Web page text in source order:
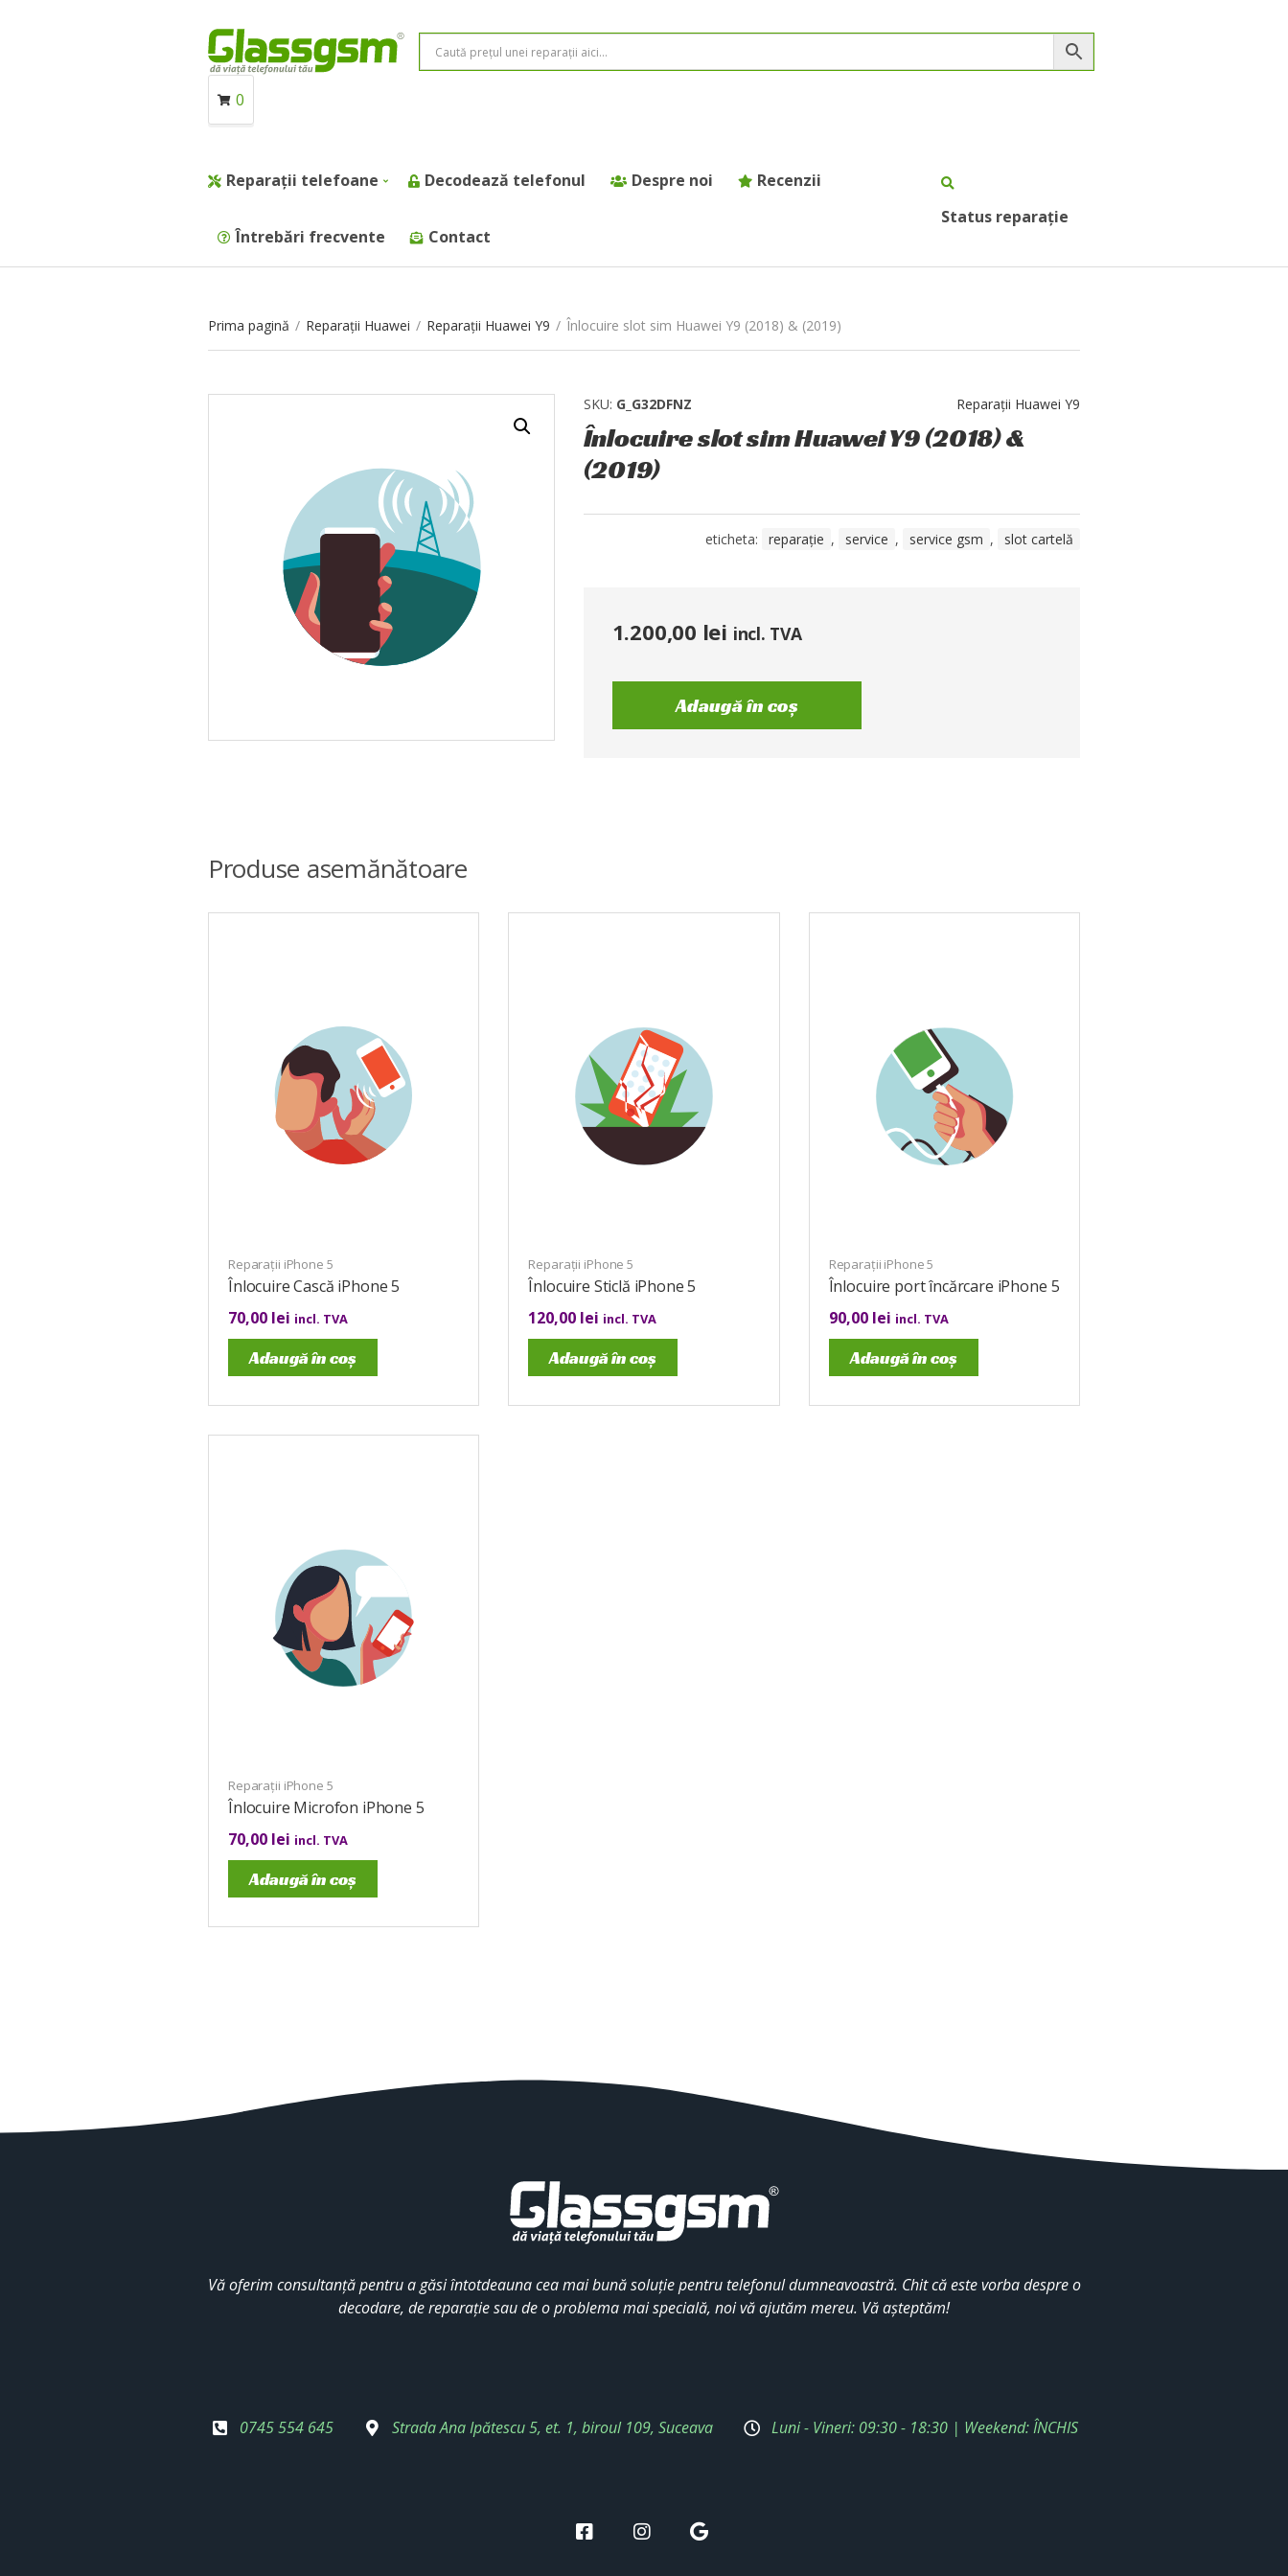
0
Reparații telefoane Decodează telefonul Despre noi Recenzii
Întrebări frecvente Contact
Status reparație
Prima pagină / Reparații Huawei / Reparații Huawei Y9 / Înlocuire slot sim Huawei Y9 (2018) & (2019)
SKU: G_G32DFNZ Reparații Huawei Y9
Înlocuire slot sim Huawei Y9 (2018) &
(2019)
eticheta: reparație , service , service gsm , slot cartelă
1.200,00 lei incl. TVA
Adaugă în coș
Produse asemănătoare
Reparații iPhone 5
Înlocuire Cască iPhone 5
70,00 lei incl. TVA
Adaugă în coș
Reparații iPhone 5
Înlocuire Sticlă iPhone 5
120,00 lei incl. TVA
Adaugă în coș
Reparații iPhone 5
Înlocuire port încărcare iPhone 5
90,00 lei incl. TVA
Adaugă în coș
Reparații iPhone 5
Înlocuire Microfon iPhone 5
70,00 lei incl. TVA
Adaugă în coș
Vă oferim consultanță pentru a găsi întotdeauna cea mai bună soluție pentru telefonul dumneavoastră. Chit că este vorba despre o
decodare, de reparație sau de o problema mai specială, noi vă ajutăm mereu. Vă așteptăm!
0745 554 645 Strada Ana Ipătescu 5, et. 1, biroul 109, Suceava Luni - Vineri: 09:30 - 18:30 | Weekend: ÎNCHIS